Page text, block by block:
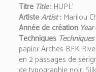
TitreTitle:HUPL’
ArtisteArtist:Marilou
Année de créationYear
Techniques Techniques
papier Arches BFK
en 2 passages de